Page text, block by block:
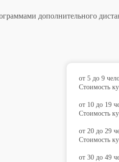
дополнительного
от 5 до 9
Стоимость
от 10 до 19
Стоимость
от 20 до 29
Стоимость
от 30 до 49